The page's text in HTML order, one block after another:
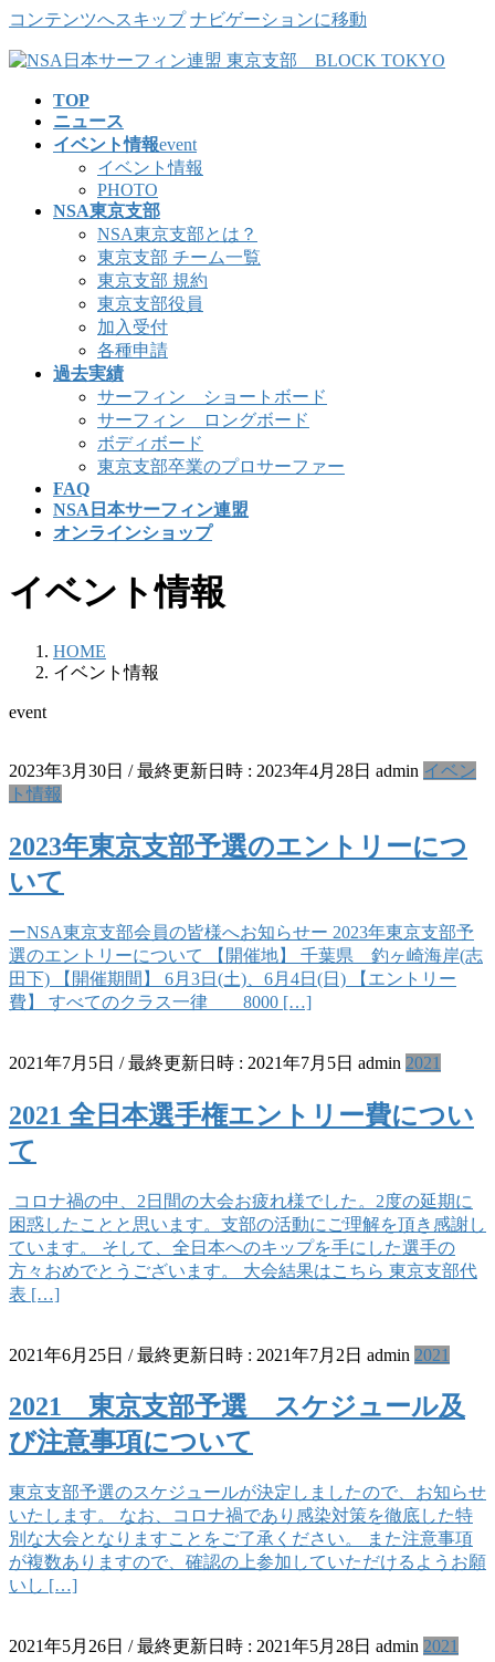
コンテンツへスキップ ナビゲーションに移動
TOP
ニュース
イベント情報event
イベント情報
PHOTO
NSA東京支部
NSA東京支部とは？
東京支部 チーム一覧
東京支部 規約
東京支部役員
加入受付
各種申請
過去実績
サーフィン ショートボード
サーフィン ロングボード
ボディボード
東京支部卒業のプロサーファー
FAQ
NSA日本サーフィン連盟
オンラインショップ
イベント情報
HOME
イベント情報
event
2023年3月30日 / 最終更新日時 : 2023年4月28日 admin イベン
ト情報
2023年東京支部予選のエントリーにつ
いて
ーNSA東京支部会員の皆様へお知らせー 2023年東京支部予
選のエントリーについて 【開催地】 千葉県 釣ヶ崎海岸(志
田下) 【開催期間】 6月3日(土)、6月4日(日) 【エントリー
費】 すべてのクラス一律 8000 […]
2021年7月5日 / 最終更新日時 : 2021年7月5日 admin 2021
2021 全日本選手権エントリー費につい
て
コロナ禍の中、2日間の大会お疲れ様でした。2度の延期に
困惑したことと思います。支部の活動にご理解を頂き感謝し
ています。 そして、全日本へのキップを手にした選手の
方々おめでとうございます。 大会結果はこちら 東京支部代
表 […]
2021年6月25日 / 最終更新日時 : 2021年7月2日 admin 2021
2021 東京支部予選 スケジュール及
び注意事項について
東京支部予選のスケジュールが決定しましたので、お知らせ
いたします。 なお、コロナ禍であり感染対策を徹底した特
別な大会となりますことをご了承ください。 また注意事項
が複数ありますので、確認の上参加していただけるようお願
いし […]
2021年5月26日 / 最終更新日時 : 2021年5月28日 admin 2021